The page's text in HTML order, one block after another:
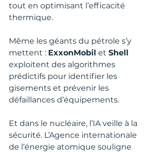
tout en optimisant l’efficacité
thermique.
Même les géants du pétrole s’y
mettent : ExxonMobil et Shell
exploitent des algorithmes
prédictifs pour identifier les
gisements et prévenir les
défaillances d’équipements.
Et dans le nucléaire, l’IA veille à la
sécurité. L’Agence internationale
de l’énergie atomique souligne